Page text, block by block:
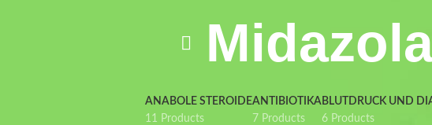
ANABOLE STEROIDE
11 Products
ANTIBIOTIKA
7 Products
BLUTDRUCK UND
6 Products